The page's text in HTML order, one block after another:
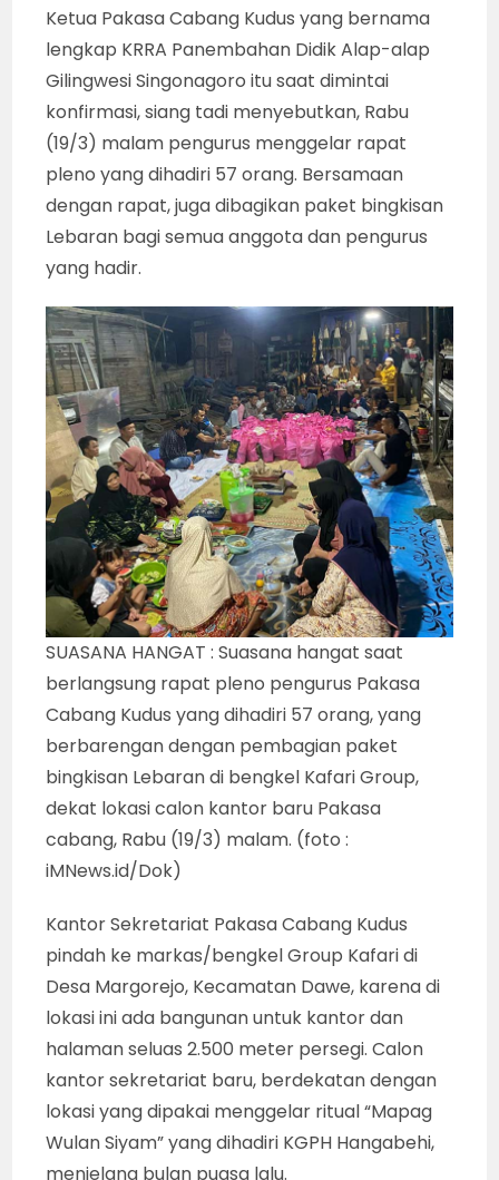
Ketua Pakasa Cabang Kudus yang bernama
lengkap KRRA Panembahan Didik Alap-alap
Gilingwesi Singonagoro itu saat dimintai
konfirmasi, siang tadi menyebutkan, Rabu
(19/3) malam pengurus menggelar rapat
pleno yang dihadiri 57 orang. Bersamaan
dengan rapat, juga dibagikan paket bingkisan
Lebaran bagi semua anggota dan pengurus
yang hadir.
SUASANA HANGAT : Suasana hangat saat
berlangsung rapat pleno pengurus Pakasa
Cabang Kudus yang dihadiri 57 orang, yang
berbarengan dengan pembagian paket
bingkisan Lebaran di bengkel Kafari Group,
dekat lokasi calon kantor baru Pakasa
cabang, Rabu (19/3) malam. (foto :
iMNews.id/Dok)
Kantor Sekretariat Pakasa Cabang Kudus
pindah ke markas/bengkel Group Kafari di
Desa Margorejo, Kecamatan Dawe, karena di
lokasi ini ada bangunan untuk kantor dan
halaman seluas 2.500 meter persegi. Calon
kantor sekretariat baru, berdekatan dengan
lokasi yang dipakai menggelar ritual “Mapag
Wulan Siyam” yang dihadiri KGPH Hangabehi,
menjelang bulan puasa lalu.